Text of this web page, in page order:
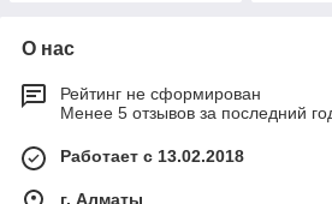
О нас
Рейтинг не сформирован
Менее 5 отзывов за последний
Работает с 13.02.2018
г. Алматы